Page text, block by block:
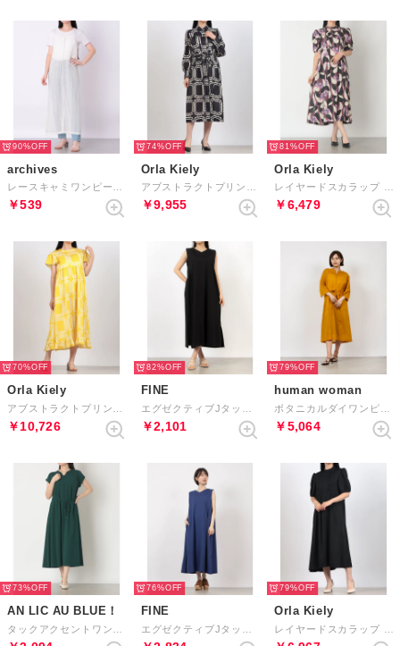
90%
archives
￥539
74%
Orla Kiely
￥9,955
81%
Orla Kiely
￥6,479
70%
Orla Kiely
￥10,726
82%
FINE
￥2,101
79%
human woman
￥5,064
73%
AN LIC AU BLUE！
76%
FINE
79%
Orla Kiely